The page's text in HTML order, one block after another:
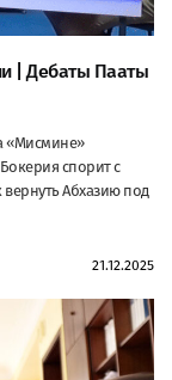
| Дебаты Пааты
«Мисмине»
спорит с
Абхазию под
21.12.2025